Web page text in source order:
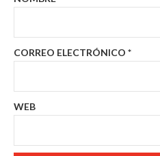
CORREO ELECTRÓNICO *
WEB